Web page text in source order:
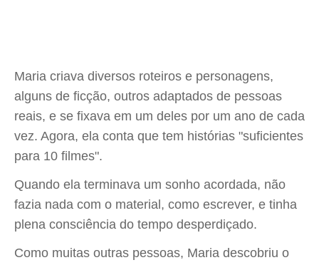
Maria criava diversos roteiros e personagens,
alguns de ficção, outros adaptados de pessoas
reais, e se fixava em um deles por um ano de cada
vez. Agora, ela conta que tem histórias "suficientes
para 10 filmes".
Quando ela terminava um sonho acordada, não
fazia nada com o material, como escrever, e tinha
plena consciência do tempo desperdiçado.
Como muitas outras pessoas, Maria descobriu o